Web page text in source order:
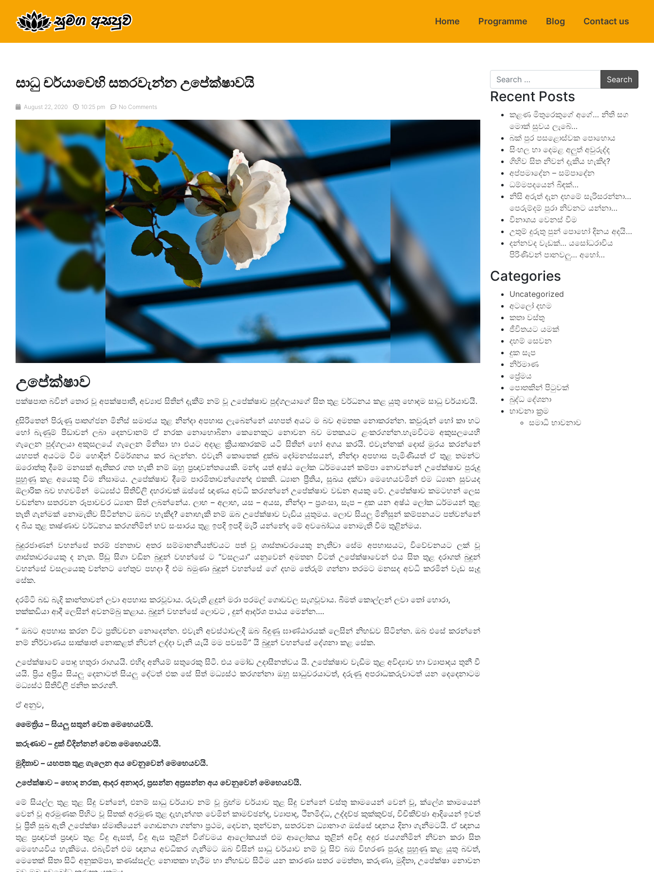
Home Programme Blog Contact us
සාධු චර්යාවෙහි සතරවැන්න උපේක්ෂාවයි
August 22, 2020 10:25 pm No Comments
උපේක්ෂාව
පක්ෂපාත බවින් තොර වූ අපක්ෂපාතී, අව්‍යාජ සිතින් දැකීම් නම් වූ උපේක්ෂාව පුද්ගලයාගේ සිත තුළ වර්ධනය කළ යුතු හොදම සාධු චර්යාවයි.
දුසිරිතෙන් පිරුණු පෘතග්ජන මිනිස් සමාජය තුළ නින්දා අපහාස ලැබෙන්නේ යහපත් අයට ම බව අමතක නොකරන්න. කවුරුන් හෝ කා හට
හෝ බැණුම් පීඩාවන් ලබා දෙනවානම් ඒ නරක නොහොබිනා කෙනෙකුට නොවන බව මතකයට ළංකරගන්න.හැමවිටම අකුසලයෙහි
ගැලෙන පුද්ගලයා අකුසලයේ ගැලෙන මිනිසා හා එයට අදාළ ක්‍රියාකාරකම් යටි සිතින් හෝ අගය කරයි. එවැන්නක් දොස් මුරය කරන්නේ
යහපත් අයටම වීම හොදින් විමර්ශනය කර බලන්න. එවැනි කොතෙක් දුක්ඛ දෝමනස්සයන්, නින්දා අපහාස පැමිණියත් ඒ තුළ තමන්ට
ඔරොත්තු දීමේ මනසක් ඇතිකර ගත හැකි නම් ඔහු ප්‍රඥාවන්තයෙකි. මන්ද යත් අෂ්ඨ ලෝක ධර්මයෙන් කම්පා නොවන්නේ උපේක්ෂාව පුරුදු
පුහුණු කළ අයෙකු වීම නිසාමය. උපේක්ෂාව දීමේ පාරමිතාවන්ගෙන්ද එකකි. ධ්‍යාන ප්‍රීතිය, සුඛය දක්වා මෙහෙයවමින් එම ධ්‍යාන සුවයද
ඕලාරික බව හගවමින් මධ්‍යස්ථ සිතිවිලි දහරාවක් ඔස්සේ ඥාණය අවධි කරගන්නේ උපේක්ෂාව වඩන අයකු වේ. උපේක්ෂාව කමටහන් ලෙස
වඩන්නා සතරවන රූපාවචර ධ්‍යාන සිත් ලබන්නේය. ලාභ – අලාභ, යස – අයස, නින්දා – ප්‍රශංසා, සැප – දුක යන අෂ්ඨ ලෝක ධර්මයන් තුළ
තැති ගැන්මක් නොමැතිව සිටින්නට ඔබට හැකිද? නොහැකි නම් ඔබ උපේක්ෂාව වැඩිය යුතුමය. ලොව සියලු මිනිසුන් කම්පනයට පත්වන්නේ
ද බිය තුළ තෘෂ්ණාව වර්ධනය කරගනිමින් භව සංසාරය තුළ ඉපදි ඉපදී මැරී යන්නේද මේ අවබෝධය නොමැති වීම තුළින්මය.
බුදුරජාණන් වහන්සේ තරම් ජනතාව අතර සම්මානනීයත්වයට පත් වූ ශාස්තෘවරයෙකු නැතිවා සේම අපහාසයට, විවේචනයට ලක් වූ
ශාස්තෘවරයෙකු ද නැත. පිඩු සිගා වඩින බුදුන් වහන්සේ ට “වසලයා” යනුවෙන් අමතන විටත් උපේක්ෂාවෙන් එය සිත තුළ දරාගත් බුදුන්
වහන්සේ වසලයෙකු වන්නට හේතුව පහදා දී එම බමුණා බුදුන් වහන්සේ ගේ දහම තේරුම් ගන්නා තරමට මනසද අවධි කරමින් වැඩ සෑදූ
සේක.
දරමිටි බඩ බැදි කාන්තාවන් ලවා අපහාස කරවූවාය. රුවැති ළදුන් මරා පරමල් ගොඩවල සැගවූවාය. බීමත් කොල්ලන් ලවා තෝ හොරා,
තක්කඩියා ආදී ලෙසින් අවනම්බු කළාය. බුදුන් වහන්සේ ලොවට , දුන් ආදර්ශ පාඨය මෙන්න….
” ඔබට අපහාස කරන විට ප්‍රතිවචන නොදෙන්න. එවැනි අවස්ථාවලදී ඔබ බිදුණු ඝාණ්ඨාරයක් ලෙසින් නිහඩව සිටින්න. ඔබ එසේ කරන්නේ
නම් නිර්වාණය සාක්ෂාත් නොකළත් නිවන් ලද්දා වැනි යැයි මම පවසමි” යි බුදුන් වහන්සේ දේශනා කළ සේක.
උපේක්ෂාවේ පොදු හතුරා රාගයයි. එහිද අනියම් සතුරෙකු සිටී. එය මෝඩ උදාසීනත්වය යි. උපේක්ෂාව වැඩීම තුළ අවිද්‍යාව හා ව්‍යාපාදය තුනී වී
යයි. ප්‍රිය අප්‍රිය සියලු දෙනාටත් සියලු දේටත් එක සේ සිත් මධ්‍යස්ථ කරගන්නා ඔහු සාධුවරයාටත්, දරුණු අපරාධකරුවාටත් යන දෙදෙනාටම
මධ්‍යස්ථ සිතිවිලි ජනිත කරගනී.
ඒ අනුව,
මෛත්‍රිය – සියලු සතුන් වෙත මෙහෙයවයි.
කරුණාව – දුක් විදින්නන් වෙත මෙහෙයවයි.
මුදිතාව – යහපත තුළ ගැලෙන අය වෙනුවෙන් මෙහෙයවයි.
උපේක්ෂාව – හොද නරක, ආදර අනාදර, ප්‍රසන්න අප්‍රසන්න අය වෙනුවෙන් මෙහෙයවයි.
මේ සියල්ල තුළ තුළ සිදු වන්නේ, එනම් සාධු චර්යාව නම් වූ බ්‍රහ්ම චර්යාව තුළ සිදු වන්නේ වස්තු කාමයෙන් වෙන් වූ, ක්ලේශ කාමයෙන්
වෙන් වූ අරමුණක පිහිට වූ සිතක් අරමුණ තුළ දැහැන්ගත වෙමින් කාමච්ඡන්ද, ව්‍යාපාද, ථීනමිද්ධ, උද්දච්ඡ කුක්කුච්ඡ, විචිකිච්ඡා ආදියෙන් ඉවත්
වූ ප්‍රීති සුඛ ඇති උපේක්ෂා ස්මෘතියෙන් ගොඩනගා ගන්නා ප්‍රථම, දෙවන, තුන්වන, සතරවන ධ්‍යානාංග ඔස්සේ ඥානය දිනා ගැනීමටයි. ඒ ඥානය
තුළ ප්‍රඥාවත් ප්‍රඥාව තුළ විදු ඇසත්, විදු ඇස තුළින් විශ්වමය ආලෝකයත් එම ආලෝකය තුළින් අවිදු අදුර ජයගනිමින් නිවන කරා සිත
මෙහෙයවිය හැකිමය. එබැවින් එම ඥානය අවධිකර ගැනීමට ඔබ විසින් සාධු චර්යාව නම් වූ සිව් බඹ විහරණ පුරුදු පුහුණු කළ යුතු බවත්,
මෙතෙක් සිතා සිටි අනුකම්පා, කණස්සල්ල නොතකා හැරීම හා නිහඩව සිටීම යන කාරණා සතර මෙත්තා, කරුණා, මුදිතා, උපේක්ෂා නොවන
Search
Recent Posts
කළණ මිතුරෙකුගේ අගේ… නිති සග
මොක් සුවය ලැබේ…
බක් පුර පසළොස්වක පොහොය
සිංහල හා දෙමළ අලුත් අවුරුද්ද
ගිහිව සිත නිවන් දැකිය හැකිද?
අප්පමාදේන – සම්පාදේන
ධම්මපදයෙන් බිඳක්…
නිසි අරුත් දැන දහමේ සැරිසරන්නා…
පෙරුම්දම් පුරා නිවනට යන්නා…
විනාශය වෙනස් වීම
උතුම් දුරුතු පුන් පොහෝ දිනය අදයි…
දන්නවද වැඩක්… යසෝධරාවිය
පිරිණිවන් පානවලු… අහෝ…
Categories
Uncategorized
අටලෝ දහම
කතා වස්තු
ජීවිතයට යමක්
දහම් සෙවන
දුක සැප
නිර්මාණ
ප්‍රේමය
පොතකින් පිටුවක්
බුද්ධ දේශනා
භාවනා ක්‍රම
සමාධි භාවනාව